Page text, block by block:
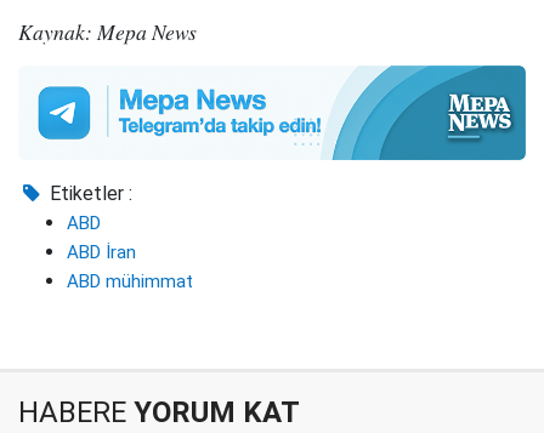
Kaynak: Mepa News
Etiketler :
ABD
ABD İran
ABD mühimmat
HABERE YORUM KAT